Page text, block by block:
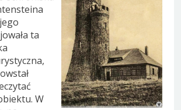
ta
W